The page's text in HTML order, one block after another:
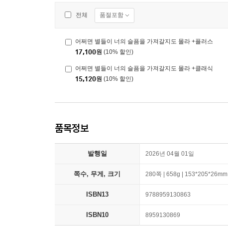
전체 품절포함
어쩌면 별들이 너의 슬픔을 가져갈지도 몰라 +플러스
17,100원 (10% 할인)
어쩌면 별들이 너의 슬픔을 가져갈지도 몰라 +클래식
15,120원 (10% 할인)
품목정보
발행일 2026년 04월 01일
쪽수, 무게, 크기 280쪽 | 658g | 153*205*26mm
ISBN13 9788959130863
ISBN10 8959130869